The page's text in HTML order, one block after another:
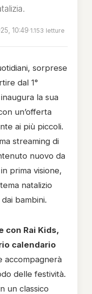
10:49·1.153 letture
sorprese
dal 1°
la sua
un’offerta
ai più piccoli.
streaming di
nuovo da
prima visione,
natalizio
bambini.
con Rai Kids,
calendario
accompagnerà
delle festività.
un classico